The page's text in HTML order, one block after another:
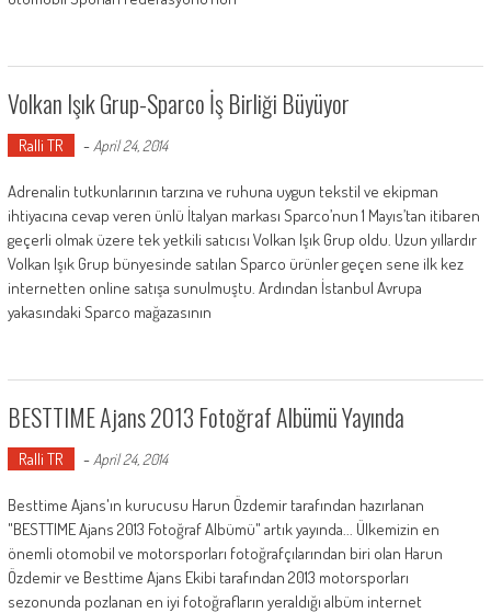
Volkan Işık Grup-Sparco İş Birliği Büyüyor
Ralli TR - April 24, 2014
Adrenalin tutkunlarının tarzına ve ruhuna uygun tekstil ve ekipman
ihtiyacına cevap veren ünlü İtalyan markası Sparco’nun 1 Mayıs’tan itibaren
geçerli olmak üzere tek yetkili satıcısı Volkan Işık Grup oldu. Uzun yıllardır
Volkan Işık Grup bünyesinde satılan Sparco ürünler geçen sene ilk kez
internetten online satışa sunulmuştu. Ardından İstanbul Avrupa
yakasındaki Sparco mağazasının
BESTTIME Ajans 2013 Fotoğraf Albümü Yayında
Ralli TR - April 24, 2014
Besttime Ajans'ın kurucusu Harun Özdemir tarafından hazırlanan
"BESTTIME Ajans 2013 Fotoğraf Albümü" artık yayında... Ülkemizin en
önemli otomobil ve motorsporları fotoğrafçılarından biri olan Harun
Özdemir ve Besttime Ajans Ekibi tarafından 2013 motorsporları
sezonunda pozlanan en iyi fotoğrafların yeraldığı albüm internet